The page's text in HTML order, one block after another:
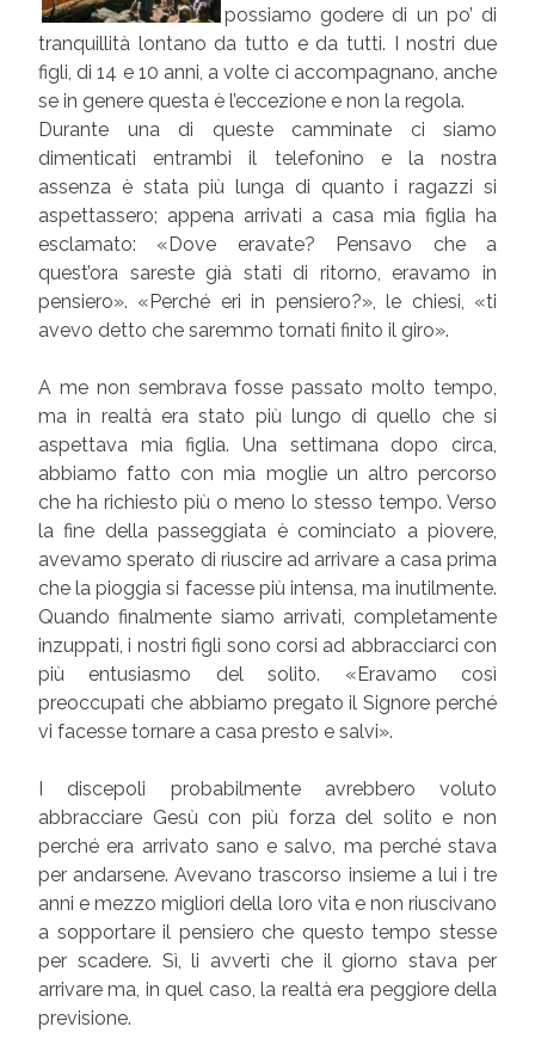
possiamo godere di un po’ di
tranquillità lontano da tutto e da tutti. I nostri due
figli, di 14 e 10 anni, a volte ci accompagnano, anche
se in genere questa è l’eccezione e non la regola.
Durante una di queste camminate ci siamo
dimenticati entrambi il telefonino e la nostra
assenza è stata più lunga di quanto i ragazzi si
aspettassero; appena arrivati a casa mia figlia ha
esclamato: «Dove eravate? Pensavo che a
quest’ora sareste già stati di ritorno, eravamo in
pensiero». «Perché eri in pensiero?», le chiesi, «ti
avevo detto che saremmo tornati finito il giro».
A me non sembrava fosse passato molto tempo,
ma in realtà era stato più lungo di quello che si
aspettava mia figlia. Una settimana dopo circa,
abbiamo fatto con mia moglie un altro percorso
che ha richiesto più o meno lo stesso tempo. Verso
la fine della passeggiata è cominciato a piovere,
avevamo sperato di riuscire ad arrivare a casa prima
che la pioggia si facesse più intensa, ma inutilmente.
Quando finalmente siamo arrivati, completamente
inzuppati, i nostri figli sono corsi ad abbracciarci con
più entusiasmo del solito. «Eravamo così
preoccupati che abbiamo pregato il Signore perché
vi facesse tornare a casa presto e salvi».
I discepoli probabilmente avrebbero voluto
abbracciare Gesù con più forza del solito e non
perché era arrivato sano e salvo, ma perché stava
per andarsene. Avevano trascorso insieme a lui i tre
anni e mezzo migliori della loro vita e non riuscivano
a sopportare il pensiero che questo tempo stesse
per scadere. Sì, li avvertì che il giorno stava per
arrivare ma, in quel caso, la realtà era peggiore della
previsione.